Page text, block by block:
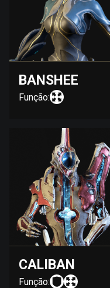
BANSHEE
Função:
CALIBAN
Função: